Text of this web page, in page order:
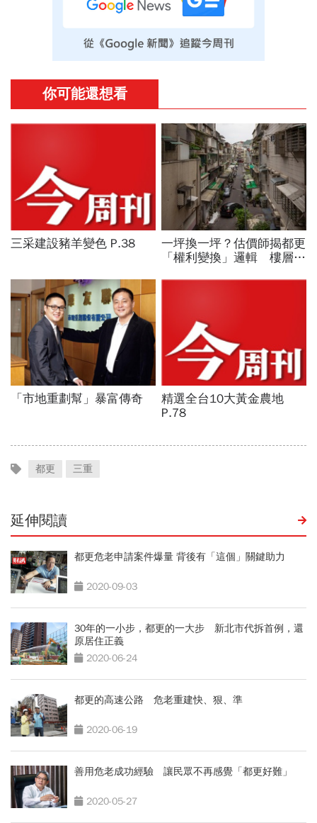
都更 三重
延伸閱讀
都更危老申請案件爆量 背後有「這個」關鍵助力
2020-09-03
30年的一小步，都更的一大步 新北市代拆首例，還
原居住正義
2020-06-24
都更的高速公路 危老重建快、狠、準
2020-06-19
善用危老成功經驗 讓民眾不再感覺「都更好難」
2020-05-27